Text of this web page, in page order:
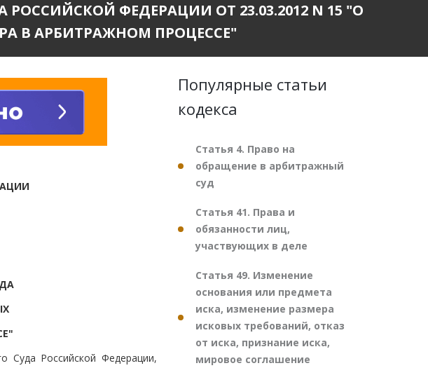
ФЕДЕРАЦИИ ОТ 23.03.2012 N 15 "О
В АРБИТРАЖНОМ ПРОЦЕССЕ"
Суда Российской Федерации,
Популярные статьи
кодекса
Статья 4. Право на
обращение в арбитражный
суд
Статья 41. Права и
обязанности лиц,
участвующих в деле
Статья 49. Изменение
основания или предмета
иска, изменение размера
исковых требований, отказ
от иска, признание иска,
мировое соглашение